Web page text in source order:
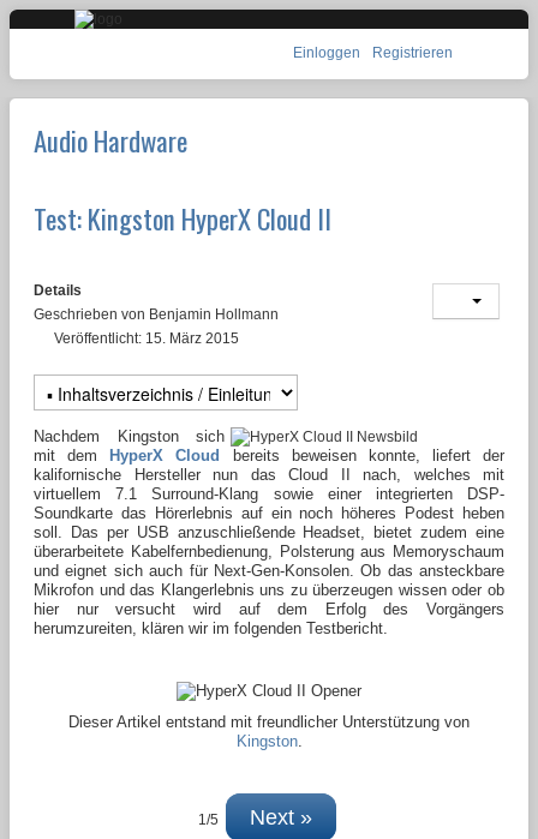
Einloggen Registrieren
Audio Hardware
Test: Kingston HyperX Cloud II
Details
Geschrieben von Benjamin Hollmann
Veröffentlicht: 15. März 2015
Nachdem Kingston sich
mit dem HyperX Cloud bereits beweisen konnte, liefert der
kalifornische Hersteller nun das Cloud II nach, welches mit
virtuellem 7.1 Surround-Klang sowie einer integrierten DSP-
Soundkarte das Hörerlebnis auf ein noch höheres Podest heben
soll. Das per USB anzuschließende Headset, bietet zudem eine
überarbeitete Kabelfernbedienung, Polsterung aus Memoryschaum
und eignet sich auch für Next-Gen-Konsolen. Ob das ansteckbare
Mikrofon und das Klangerlebnis uns zu überzeugen wissen oder ob
hier nur versucht wird auf dem Erfolg des Vorgängers
herumzureiten, klären wir im folgenden Testbericht.
Dieser Artikel entstand mit freundlicher Unterstützung von
Kingston.
1/5 Next »